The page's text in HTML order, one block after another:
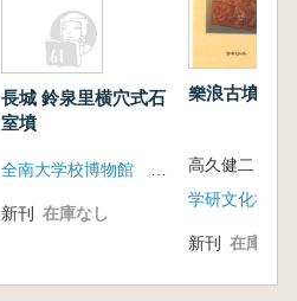
長城 鈴泉里横穴式石
室墳
新刊 在庫なし
樂浪古墳文
高久健二
学研文化社
新刊 在庫なし